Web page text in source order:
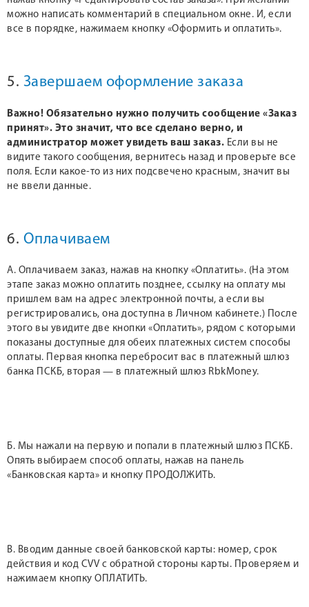
можно написать комментарий в специальном окне. И, если
все в порядке, нажимаем кнопку «Оформить и оплатить».
5. Завершаем оформление заказа
Важно! Обязательно нужно получить сообщение «Заказ
принят». Это значит, что все сделано верно, и
администратор может увидеть ваш заказ. Если вы не
видите такого сообщения, вернитесь назад и проверьте все
поля. Если какое-то из них подсвечено красным, значит вы
не ввели данные.
6. Оплачиваем
А. Оплачиваем заказ, нажав на кнопку «Оплатить». (На этом
этапе заказ можно оплатить позднее, ссылку на оплату мы
пришлем вам на адрес электронной почты, а если вы
регистрировались, она доступна в Личном кабинете.) После
этого вы увидите две кнопки «Оплатить», рядом с которыми
показаны доступные для обеих платежных систем способы
оплаты. Первая кнопка перебросит вас в платежный шлюз
банка ПСКБ, вторая — в платежный шлюз RbkMoney.
Б. Мы нажали на первую и попали в платежный шлюз ПСКБ.
Опять выбираем способ оплаты, нажав на панель
«Банковская карта» и кнопку ПРОДОЛЖИТЬ.
В. Вводим данные своей банковской карты: номер, срок
действия и код CVV с обратной стороны карты. Проверяем и
нажимаем кнопку ОПЛАТИТЬ.